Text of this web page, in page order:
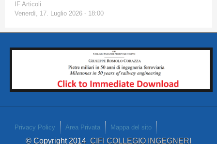
IF Articoli
Venerdì, 17. Luglio 2026 - 18:00
Privacy Policy Area Privata Mappa del sito
© Copyright 2014 CIFI COLLEGIO INGEGNERI